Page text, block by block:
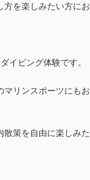
方を楽しみたい方にお
イビング体験です。
マリンスポーツにもお
散策を自由に楽しみた